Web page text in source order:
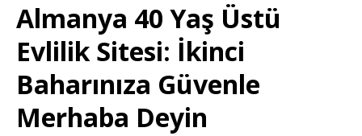
Almanya 40 Yaş Üstü
Evlilik Sitesi: İkinci
Baharınıza Güvenle
Merhaba Deyin